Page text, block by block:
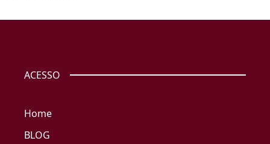
ACESSO
Home
BLOG